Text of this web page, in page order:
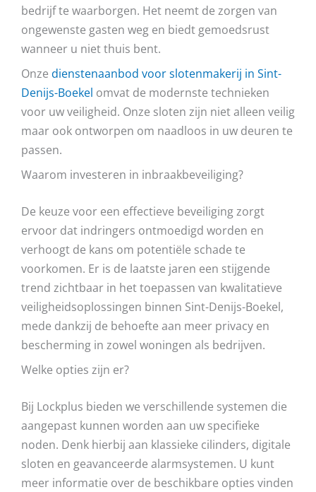
bedrijf te waarborgen. Het neemt de zorgen van
ongewenste gasten weg en biedt gemoedsrust
wanneer u niet thuis bent.
Onze dienstenaanbod voor slotenmakerij in Sint-
Denijs-Boekel omvat de modernste technieken
voor uw veiligheid. Onze sloten zijn niet alleen veilig
maar ook ontworpen om naadloos in uw deuren te
passen.
Waarom investeren in inbraakbeveiliging?
De keuze voor een effectieve beveiliging zorgt
ervoor dat indringers ontmoedigd worden en
verhoogt de kans om potentiële schade te
voorkomen. Er is de laatste jaren een stijgende
trend zichtbaar in het toepassen van kwalitatieve
veiligheidsoplossingen binnen Sint-Denijs-Boekel,
mede dankzij de behoefte aan meer privacy en
bescherming in zowel woningen als bedrijven.
Welke opties zijn er?
Bij Lockplus bieden we verschillende systemen die
aangepast kunnen worden aan uw specifieke
noden. Denk hierbij aan klassieke cilinders, digitale
sloten en geavanceerde alarmsystemen. U kunt
meer informatie over de beschikbare opties vinden